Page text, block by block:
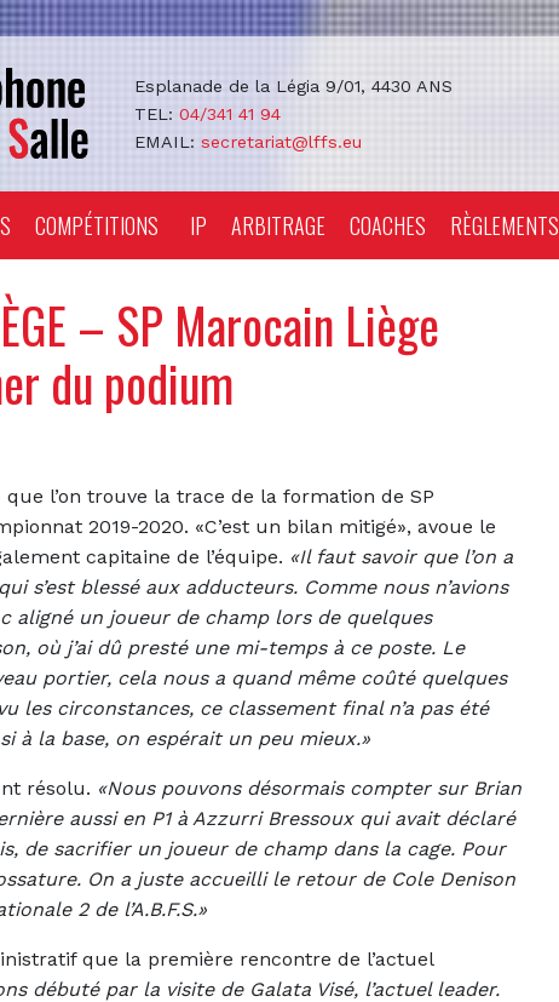
Esplanade de la Légia 9/01, 4430 ANS
TEL: 04/341 41 94
EMAIL: secretariat@lffs.eu
COMPÉTITIONS IP ARBITRAGE COACHES RÈGLEMENTS
– SP Marocain Liège
du podium
que l’on trouve la trace de la formation de SP
2019-2020. «C’est un bilan mitigé», avoue le
capitaine de l’équipe. «Il faut savoir que l’on a
s’est blessé aux adducteurs. Comme nous n’avions
aligné un joueur de champ lors de quelques
où j’ai dû presté une mi-temps à ce poste. Le
portier, cela nous a quand même coûté quelques
les circonstances, ce classement final n’a pas été
à la base, on espérait un peu mieux.»
résolu. «Nous pouvons désormais compter sur Brian
aussi en P1 à Azzurri Bressoux qui avait déclaré
de sacrifier un joueur de champ dans la cage. Pour
On a juste accueilli le retour de Cole Denison
2 de l’A.B.F.S.»
que la première rencontre de l’actuel
débuté par la visite de Galata Visé, l’actuel leader.